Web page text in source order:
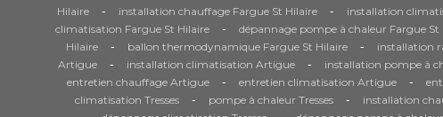
Hilaire
- installation chauffage Fargue St Hilaire - installation
climatisation Fargue St Hilaire
- dépannage pompe à chaleur Fargue St
Hilaire
- ballon thermodynamique Fargue St Hilaire - installation
Artigue
- installation climatisation Artigue - installation pompe à
entretien chauffage Artigue - entretien climatisation Artigue -
climatisation Tresses - pompe à chaleur Tresses - installation